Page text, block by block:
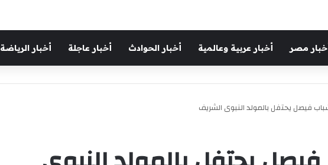
مصر أخبار عربية وعالمية أخبار الحوادث أخبار عاجلة أخبار الرياضة
فيصل يحتفل بالمولد النبوى الشريف